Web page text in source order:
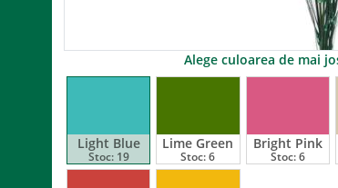
Alege culoarea de mai
Light Blue
Stoc: 19
Lime Green
Stoc:6
Bright Pink
Stoc:6